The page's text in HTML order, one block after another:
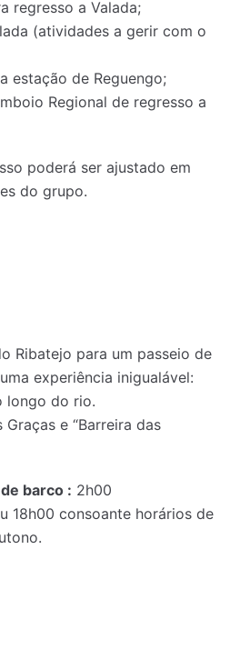
regresso a Valada;
(atividades a gerir com o
estação de Reguengo;
Regional de regresso a
poderá ser ajustado em
do grupo.
Ribatejo para um passeio de
experiência inigualável:
longo do rio.
e “Barreira das
barco : 2h00
18h00 consoante horários de